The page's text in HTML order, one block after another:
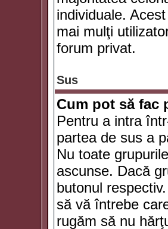
individuale.
mai mulţi
forum privat.
Sus
Cum pot să fac
Pentru a intra
partea de sus a
Nu toate
ascunse. Dacă
butonul
să vă întrebe
rugăm să nu